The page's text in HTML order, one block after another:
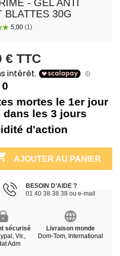
- GEL ANTI
BLATTES 30G
€ TTC
0
mortes le 1er jour
dans les 3 jours
d'action
AJOUTER AU PANIER
BESOIN D’AIDE ?
01 40 38 38 38 ou e-mail
sécurisé
Vir.,
Adm
Livraison monde
Dom-Tom, International